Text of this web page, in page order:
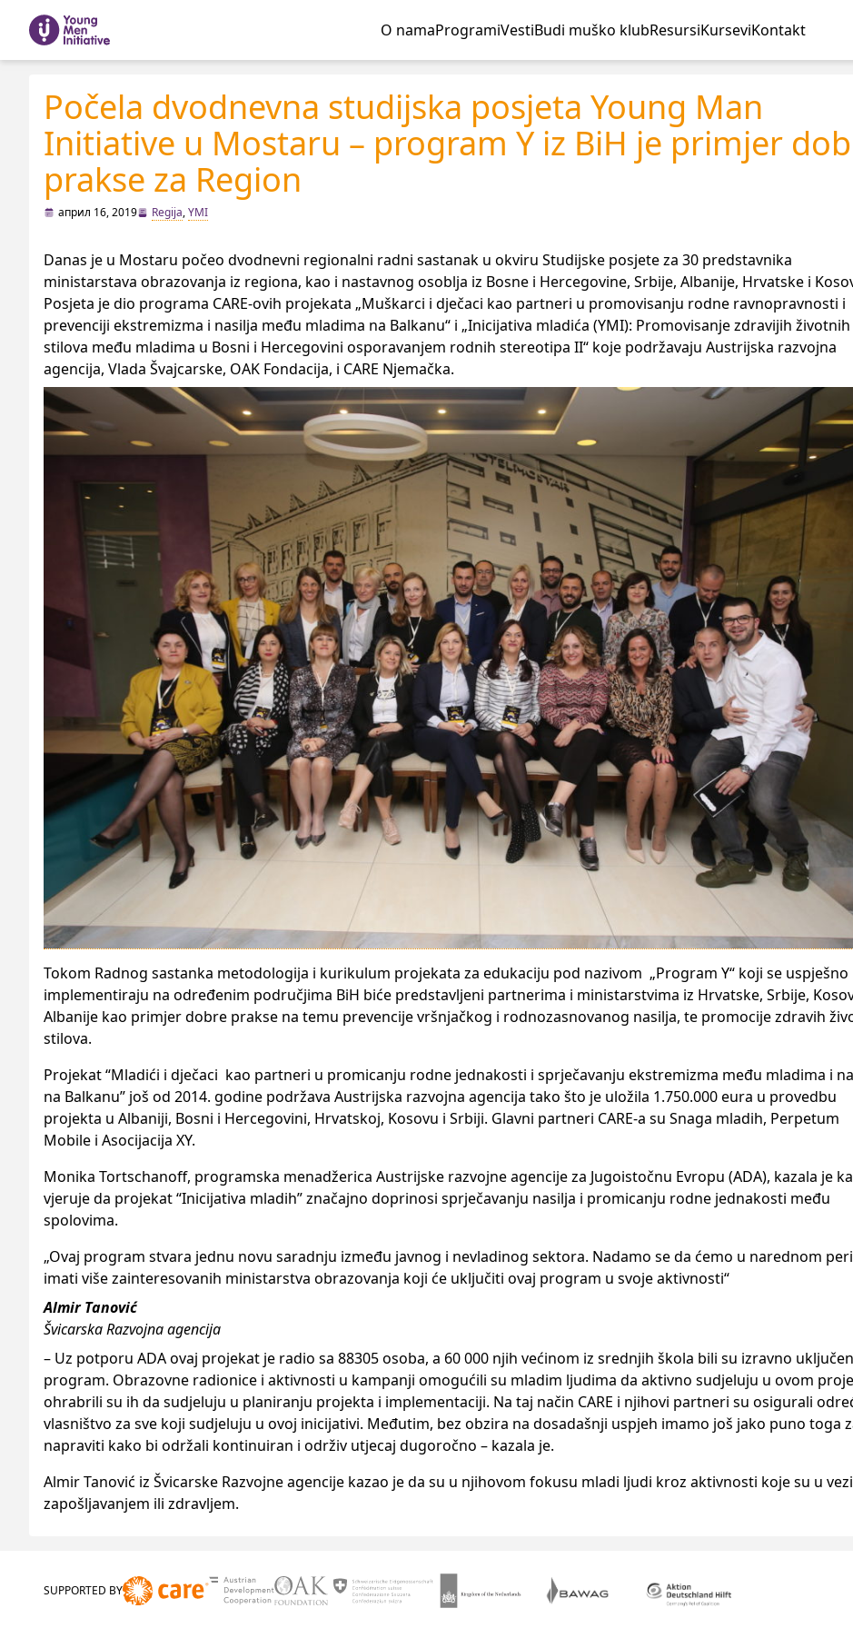
O namaProgramiVestiBudi muško klubResursiKurseviKontakt
Počela dvodnevna studijska posjeta Young Man
Initiative u Mostaru – program Y iz BiH je primjer
prakse za Region
април 16, 2019 Regija,YMI
Danas je u Mostaru počeo dvodnevni regionalni radni sastanak u okviru Studijske posjete za 30 predstavnika
ministarstava obrazovanja iz regiona, kao i nastavnog osoblja iz Bosne i Hercegovine, Srbije, Albanije, Hrvatske i
Posjeta je dio programa CARE-ovih projekata „Muškarci i dječaci kao partneri u promovisanju rodne ravnopravnosti i
prevenciji ekstremizma i nasilјa među mladima na Balkanu“ i „Inicijativa mladića (YMI): Promovisanje zdravijih životnih
stilova među mladima u Bosni i Hercegovini osporavanjem rodnih stereotipa II“ koje podržavaju Austrijska razvojna
agencija, Vlada Švajcarske, OAK Fondacija, i CARE Nјemačka.
Tokom Radnog sastanka metodologija i kurikulum projekata za edukaciju pod nazivom „Program Y“ koji se uspješno
implementiraju na određenim područjima BiH biće predstavljeni partnerima i ministarstvima iz Hrvatske, Srbije,
Albanije kao primjer dobre prakse na temu prevencije vršnjačkog i rodnozasnovanog nasilja, te promocije zdravih
stilova.
Projekat “Mladići i dječaci kao partneri u promicanju rodne jednakosti i sprječavanju ekstremizma među mladima i
na Balkanu” još od 2014. godine podržava Austrijska razvojna agencija tako što je uložila 1.750.000 eura u provedbu
projekta u Albaniji, Bosni i Hercegovini, Hrvatskoj, Kosovu i Srbiji. Glavni partneri CARE-a su Snaga mladih, Perpetum
Mobile i Asocijacija XY.
Monika Tortschanoff, programska menadžerica Austrijske razvojne agencije za Jugoistočnu Evropu (ADA), kazala je
vjeruje da projekat “Inicijativa mladih” značajno doprinosi sprječavanju nasilja i promicanju rodne jednakosti među
spolovima.
„Ovaj program stvara jednu novu saradnju između javnog i nevladinog sektora. Nadamo se da ćemo u narednom
imati više zainteresovanih ministarstva obrazovanja koji će uključiti ovaj program u svoje aktivnosti“
Almir Tanović
Švicarska Razvojna agencija
– Uz potporu ADA ovaj projekat je radio sa 88305 osoba, a 60 000 njih većinom iz srednjih škola bili su izravno
program. Obrazovne radionice i aktivnosti u kampanji omogućili su mladim ljudima da aktivno sudjeluju u ovom
ohrabrili su ih da sudjeluju u planiranju projekta i implementaciji. Na taj način CARE i njihovi partneri su osigurali
vlasništvo za sve koji sudjeluju u ovoj inicijativi. Međutim, bez obzira na dosadašnji uspjeh imamo još jako puno toga
napraviti kako bi održali kontinuiran i održiv utjecaj dugoročno – kazala je.
Almir Tanović iz Švicarske Razvojne agencije kazao je da su u njihovom fokusu mladi ljudi kroz aktivnosti koje su u
zapošljavanjem ili zdravljem.
SUPPORTED BY